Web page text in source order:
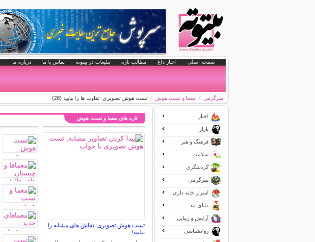
صفحه اصلی اخبار داغ مطالب تازه تبلیغات در بیتوته تماس با ما درباره ما
سرگرمی معما و تست هوش تست هوش تصویری: تفاوت ها را بیابید (28)
تازه های معما و تست هوش
تست هوش تصویری: نقاش های مشابه را
بیابید!
اخبار
بازار
فرهنگ و هنر
سلامت
گردشگری
سرگرمی
اسرار خانه داری
دنیای مد
آرایش و زیبایی
روانشناسی